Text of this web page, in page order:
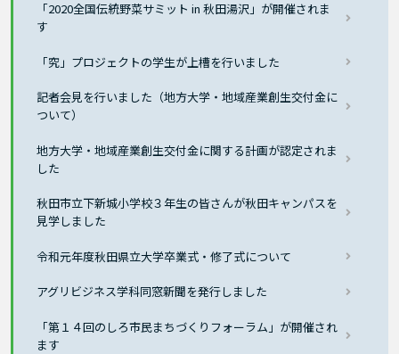
「2020全国伝統野菜サミット in 秋田湯沢」が開催されま
す
「究」プロジェクトの学生が上槽を行いました
記者会見を行いました（地方大学・地域産業創生交付金に
ついて）
地方大学・地域産業創生交付金に関する計画が認定されま
した
秋田市立下新城小学校３年生の皆さんが秋田キャンパスを
見学しました
令和元年度秋田県立大学卒業式・修了式について
アグリビジネス学科同窓新聞を発行しました
「第１４回のしろ市民まちづくりフォーラム」が開催され
ます